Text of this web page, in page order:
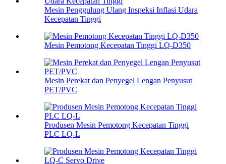
Mesin Penggulung Ulang Inspeksi Inflasi Udara
Kecepatan Tinggi
Mesin Pemotong Kecepatan Tinggi LQ-D350
Mesin Perekat dan Penyegel Lengan Penyusut
PET/PVC
Produsen Mesin Pemotong Kecepatan Tinggi
PLC LQ-L